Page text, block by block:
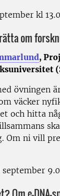
kl
om
,
övningen
väcker
och hitta
Om ni vill